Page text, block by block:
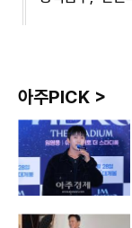
아주PICK >